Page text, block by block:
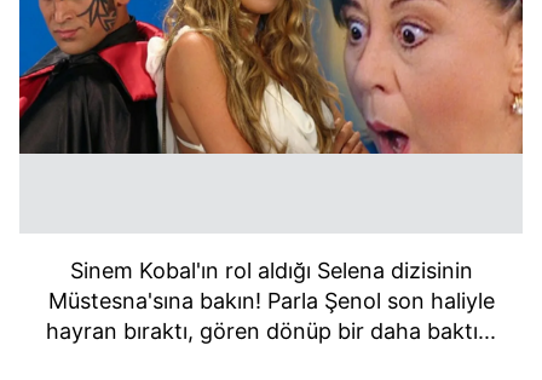
Sinem Kobal'ın rol aldığı Selena dizisinin
Müstesna'sına bakın! Parla Şenol son haliyle
hayran bıraktı, gören dönüp bir daha baktı...